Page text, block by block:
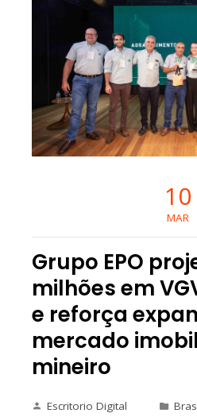
10
MAR
Grupo EPO
milhões em
e reforça
mercado
mineiro
Escritorio Digital